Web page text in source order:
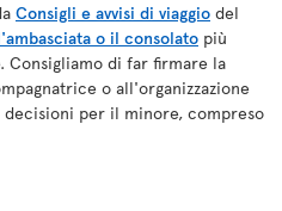
Consigli e avvisi di viaggio del
o il consolato più
Consigliamo di far firmare la
o all'organizzazione
per il minore, compreso